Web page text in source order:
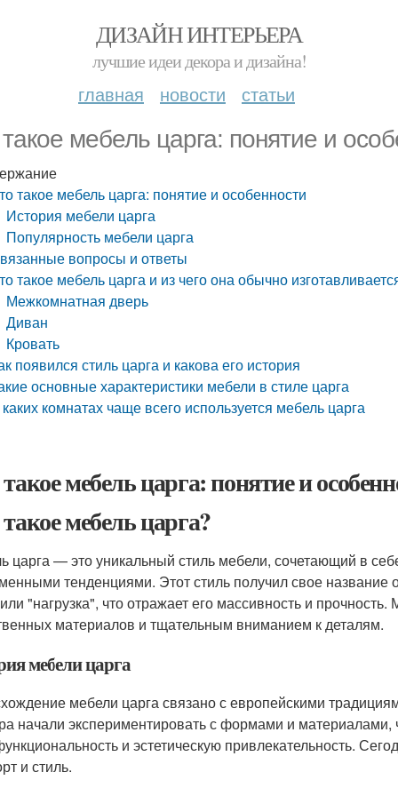
ДИЗАЙН ИНТЕРЬЕРА
лучшие идеи декора и дизайна!
главная новости статьи
мебель царга: понятие и
такое мебель царга: понятие и особенности
История мебели царга
Популярность мебели царга
вопросы и ответы
такое мебель царга и из чего она обычно
Межкомнатная дверь
Диван
Кровать
появился стиль царга и какова его история
основные характеристики мебели в стиле царга
комнатах чаще всего используется мебель царга
мебель царга: понятие и
мебель царга?
царга — это уникальный стиль мебели, сочетающий в
тенденциями. Этот стиль получил свое название
"нагрузка", что отражает его массивность и
материалов и тщательным вниманием к деталям.
мебели царга
мебели царга связано с европейскими
начали экспериментировать с формами и
и эстетическую привлекательность.
и стиль.